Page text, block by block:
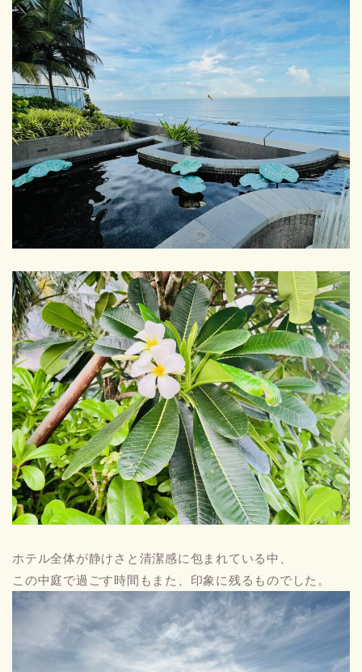
ホテル全体が静けさと清潔感に包まれている中、
この中庭で過ごす時間もまた、印象に残るものでした。